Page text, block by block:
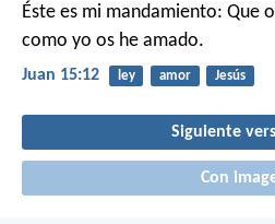
Éste es mi mandamiento: Que
como yo os he amado.
Juan 15:12 ley amor Jesús
Siguiente
Con